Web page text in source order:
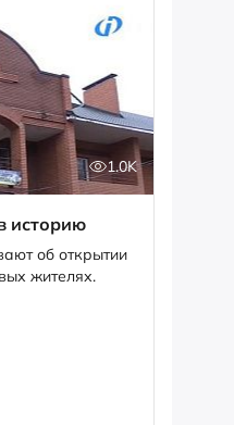
1.0K
историю
об открытии
жителях.